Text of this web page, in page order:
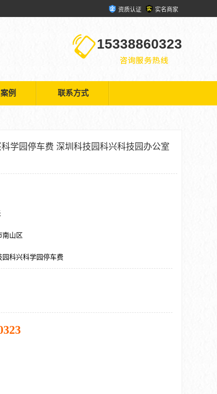
资质认证 实名商家
15338860323
例 联系方式
学园停车费 深圳科技园科兴科技园办公室
南山区
园科兴科学园停车费